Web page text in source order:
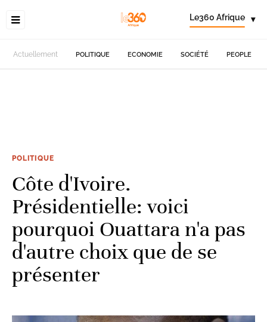
Le360 Afrique ▾
Actuellement POLITIQUE ECONOMIE SOCIÉTÉ PEOPLE
POLITIQUE
Côte d'Ivoire.
Présidentielle: voici
pourquoi Ouattara n'a pas
d'autre choix que de se
présenter